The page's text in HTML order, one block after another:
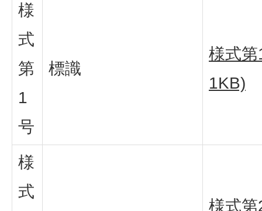
様
式
第
1
号
標識
様式
1KB)
様
式
様式